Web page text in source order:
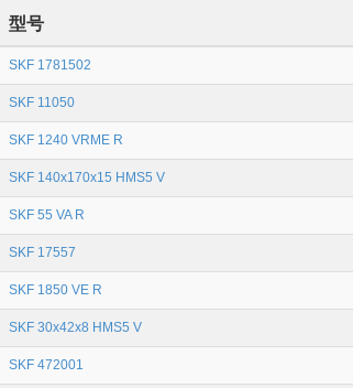
型号
SKF 1781502
SKF 11050
SKF 1240 VRME R
SKF 140x170x15 HMS5 V
SKF 55 VA R
SKF 17557
SKF 1850 VE R
SKF 30x42x8 HMS5 V
SKF 472001